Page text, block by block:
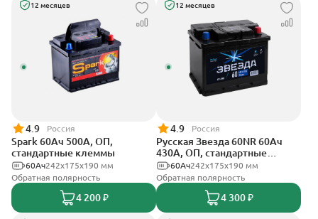
12 месяцев
4.9 Россия
Spark 60Ач 500А, ОП,
стандартные клеммы
242х175х190 мм
60Ач
Обратная полярность
4 200 ₽
12 месяцев
4.9 Россия
Русская Звезда 60NR 60Ач
430А, ОП, стандартные
клеммы242x175x190 мм
60Ач
Обратная полярность
4 300 ₽